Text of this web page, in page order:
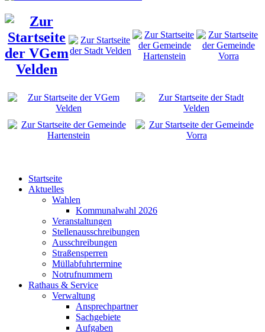
Startseite
Aktuelles
Wahlen
Kommunalwahl 2026
Veranstaltungen
Stellenausschreibungen
Ausschreibungen
Straßensperren
Müllabfuhrtermine
Notrufnummern
Rathaus & Service
Verwaltung
Ansprechpartner
Sachgebiete
Aufgaben